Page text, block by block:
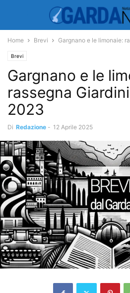
Home Brevi Gargnano e le limonaie:
Brevi
Gargnano e le
rassegna Giardini
2023
Di Redazione - 12 Aprile 2025